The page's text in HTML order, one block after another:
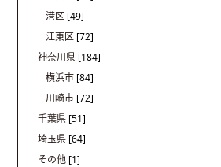
港区 [49]
江東区 [72]
神奈川県 [184]
横浜市 [84]
川崎市 [72]
千葉県 [51]
埼玉県 [64]
その他 [1]